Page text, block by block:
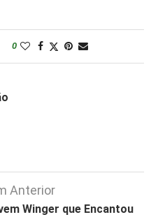
0
Anterior
Winger que Encantou